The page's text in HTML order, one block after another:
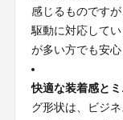
感じるものです
駆動に対応して
が多い方でも安
快適な装着感と
グ形状は、ビジ